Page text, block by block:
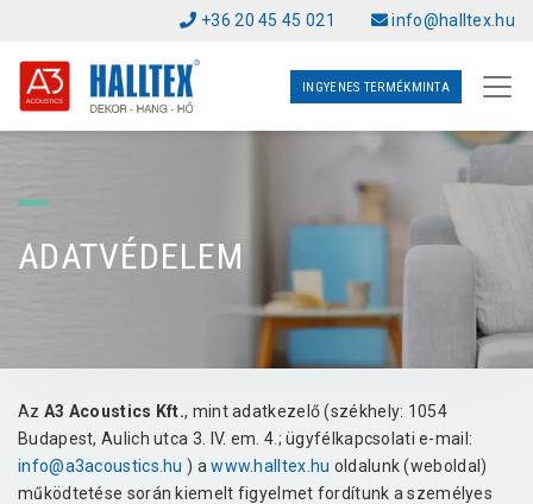
+36 20 45 45 021 info@halltex.hu
INGYENES TERMÉKMINTA
ADATVÉDELEM
Az A3 Acoustics Kft., mint adatkezelő (székhely: 1054
Budapest, Aulich utca 3. IV. em. 4.; ügyfélkapcsolati e-mail:
info@a3acoustics.hu ) awww.halltex.hu oldalunk (weboldal)
működtetése során kiemelt figyelmet fordítunk a személyes